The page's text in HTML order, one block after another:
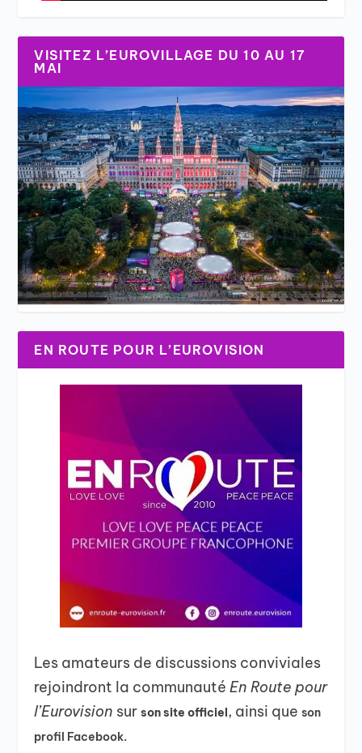
VISITEZ L’EUROVILLAGE DU 10 AU 17
MAI
EN ROUTE POUR L’EUROVISION
Les amateurs de discussions conviviales
rejoindront la communautéEn Route pour
l’Eurovision surson site officiel, ainsi queson
profil Facebook.